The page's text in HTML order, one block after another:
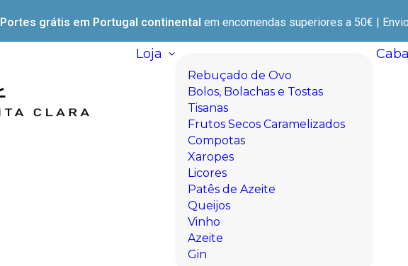
Portes grátis em Portugal continental em encomendas superiores a 50€ |
Loja
Rebuçado de Ovo
Bolos, Bolachas e Tostas
Tisanas
Frutos Secos Caramelizados
Compotas
Xaropes
Licores
Patês de Azeite
Queijos
Vinho
Azeite
Gin